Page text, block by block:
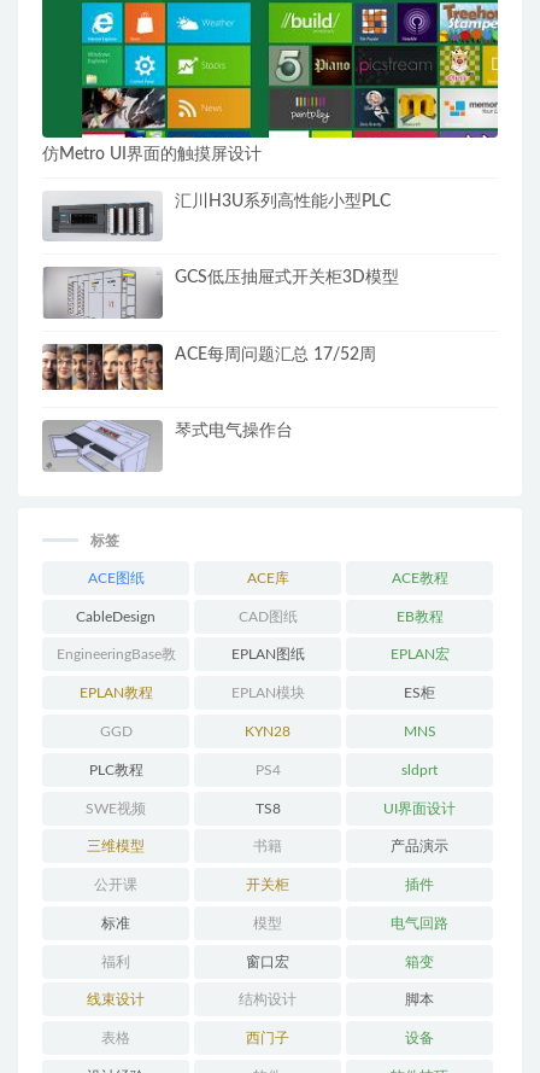
仿Metro UI界面的触摸屏设计
汇川H3U系列高性能小型PLC
GCS低压抽屉式开关柜3D模型
ACE每周问题汇总 17/52周
琴式电气操作台
标签
ACE图纸 ACE库 ACE教程
CableDesign CAD图纸 EB教程
EngineeringBase教
程
EPLAN图纸 EPLAN宏
EPLAN教程 EPLAN模块 ES柜
GGD KYN28 MNS
PLC教程 PS4 sldprt
SWE视频 TS8 UI界面设计
三维模型 书籍 产品演示
公开课 开关柜 插件
标准 模型 电气回路
福利 窗口宏 箱变
线束设计 结构设计 脚本
表格 西门子 设备